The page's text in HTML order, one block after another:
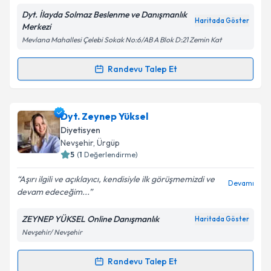
Kişisel verilerimin işlenmesine ilişkinAydınlatma
'ni okudum ve kişisel verilerimin belirtilen
kapsamda işlenmesini kabul ediyorum.
Takvim Talebini Gönder
Dyt. İlayda Solmaz Beslenme ve Danışmanlık
Merkezi
Haritada Göster
Mevlana Mahallesi Çelebi Sokak No:6/AB A Blok D:21 Zemin Kat
Randevu Talep Et
Randevu Takvimi Talebi
Dyt. İlayda Solmaziçin randevu takvimi talebi
oluşturun. Size bu uzmandan randevu almanız için bir
takvim hazırlandığında e-posta ile bilgilendireceğiz.
Kişisel verilerimin işlenmesine ilişkin
Aydınlatma
Metni'ni okudum ve kişisel verilerimin belirtilen
kapsamda işlenmesini kabul ediyorum.
Dyt. Zeynep Yüksel
Diyetisyen
Nevşehir, Ürgüp
5 (1 Değerlendirme)
Aşırı ilgili ve açıklayıcı, kendisiyle ilk görüşmemizdi ve
devam edeceğim...
Devamı
ZEYNEP YÜKSEL Online Danışmanlık Haritada Göster
Nevşehir/ Nevşehir
Randevu Talep Et
Randevu Takvimi Talebi